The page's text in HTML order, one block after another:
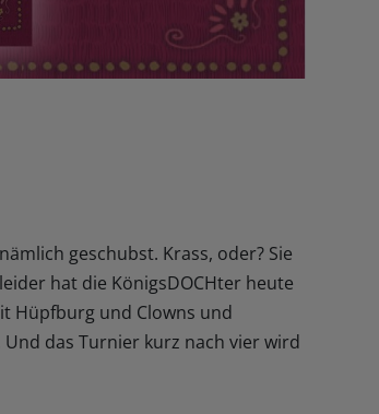
geschubst. Krass, oder? Sie
hat die KönigsDOCHter heute
Hüpfburg und Clowns und
das Turnier kurz nach vier wird